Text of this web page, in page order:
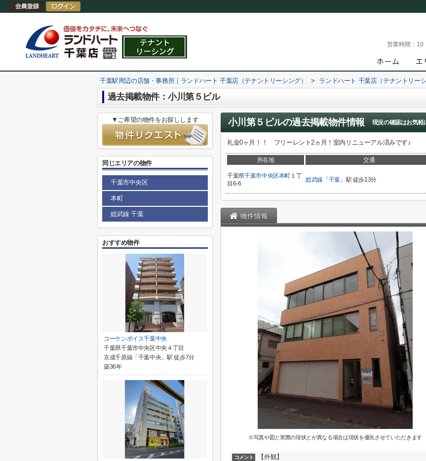
営業時間： 10
千葉駅周辺の店舗・事務所｜ランドハート 千葉店（テナントリーシング） > ランドハート 千葉店（テナントリー
過去掲載物件：小川第５ビル
小川第５ビルの過去掲載物件情報 現況の確認はお気軽
礼金0ヶ月！！ フリーレント2ヵ月！室内リニューアル済みです♪
所在地 交通
千葉県千葉市中央区本町 １丁
目6-6
総武線 「 千葉」駅 徒歩13分
物件情報
※写真や図と実際の現状とが異なる場合は現状を優先させていただきます
コメント 【外観】
▼ご希望の物件をお探しします
同じエリアの物件
千葉市中央区
本町
総武線 千葉
おすすめ物件
コーケンボイス千葉中央
千葉県千葉市中央区中央４丁目
京成千原線「千葉中央」駅 徒歩7分
築36年